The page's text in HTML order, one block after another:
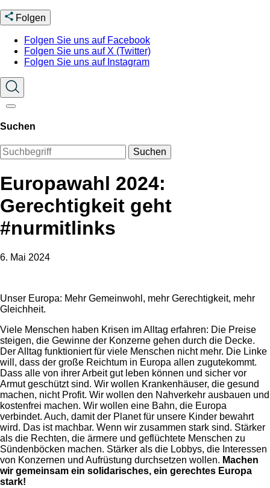
Folgen
Folgen Sie uns auf Facebook
Folgen Sie uns auf X (Twitter)
Folgen Sie uns auf Instagram
Suchen
Suchen
Europawahl 2024:
Gerechtigkeit geht
#nurmitlinks
6. Mai 2024
Unser Europa: Mehr Gemeinwohl, mehr Gerechtigkeit, mehr
Gleichheit.
Viele Menschen haben Krisen im Alltag erfahren: Die Preise
steigen, die Gewinne der Konzerne gehen durch die Decke.
Der Alltag funktioniert für viele Menschen nicht mehr. Die Linke
will, dass der große Reichtum in Europa allen zugutekommt.
Dass alle von ihrer Arbeit gut leben können und sicher vor
Armut geschützt sind. Wir wollen Krankenhäuser, die gesund
machen, nicht Profit. Wir wollen den Nahverkehr ausbauen und
kostenfrei machen. Wir wollen eine Bahn, die Europa
verbindet. Auch, damit der Planet für unsere Kinder bewahrt
wird. Das ist machbar. Wenn wir zusammen stark sind. Stärker
als die Rechten, die ärmere und geflüchtete Menschen zu
Sündenböcken machen. Stärker als die Lobbys, die Interessen
von Konzernen und Aufrüstung durchsetzen wollen. Machen
wir gemeinsam ein solidarisches, ein gerechtes Europa
stark!